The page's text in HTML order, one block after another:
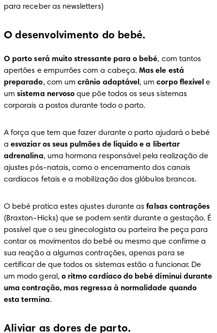
para receber as newsletters)
O desenvolvimento do bebé.
O parto será muito stressante para o bebé, com tantos
apertões e empurrões com a cabeça. Mas ele está
preparado, com um crânio adaptável, um corpo flexível e
um sistema nervoso que põe todos os seus sistemas
corporais a postos durante todo o parto.
A força que tem que fazer durante o parto ajudará o bebé
a esvaziar os seus pulmões de líquido e a libertar
adrenalina, uma hormona responsável pela realização de
ajustes pós-natais, como o encerramento dos canais
cardíacos fetais e a mobilização dos glóbulos brancos.
O bebé pratica estes ajustes durante as falsas contrações
(Braxton-Hicks) que se podem sentir durante a gestação. É
possível que o seu ginecologista ou parteira lhe peça para
contar os movimentos do bebé ou mesmo que confirme a
sua reação a algumas contrações, apenas para se
certificar de que todos os sistemas estão a funcionar. De
um modo geral, o ritmo cardíaco do bebé diminui durante
uma contração, mas regressa à normalidade quando
esta termina.
Aliviar as dores de parto.